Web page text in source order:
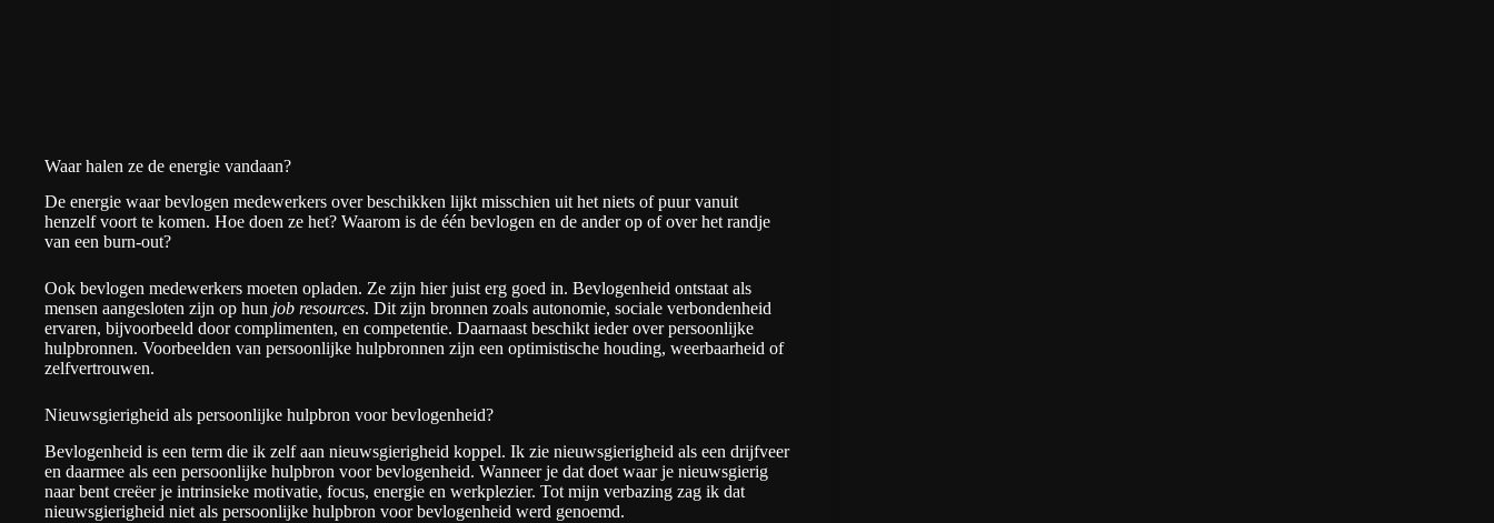
Waar halen ze de energie vandaan?
De energie waar bevlogen medewerkers over beschikken lijkt misschien uit het niets of puur vanuit
henzelf voort te komen. Hoe doen ze het? Waarom is de één bevlogen en de ander op of over het randje
van een burn-out?
Ook bevlogen medewerkers moeten opladen. Ze zijn hier juist erg goed in. Bevlogenheid ontstaat als
mensen aangesloten zijn op hun job resources. Dit zijn bronnen zoals autonomie, sociale verbondenheid
ervaren, bijvoorbeeld door complimenten, en competentie. Daarnaast beschikt ieder over persoonlijke
hulpbronnen. Voorbeelden van persoonlijke hulpbronnen zijn een optimistische houding, weerbaarheid of
zelfvertrouwen.
Nieuwsgierigheid als persoonlijke hulpbron voor bevlogenheid?
Bevlogenheid is een term die ik zelf aan nieuwsgierigheid koppel. Ik zie nieuwsgierigheid als een drijfveer
en daarmee als een persoonlijke hulpbron voor bevlogenheid. Wanneer je dat doet waar je nieuwsgierig
naar bent creëer je intrinsieke motivatie, focus, energie en werkplezier. Tot mijn verbazing zag ik dat
nieuwsgierigheid niet als persoonlijke hulpbron voor bevlogenheid werd genoemd.